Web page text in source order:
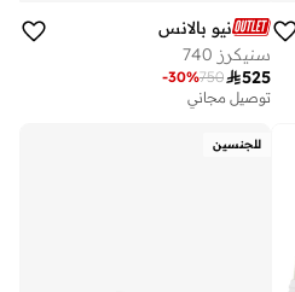
نيو بالانس
سنيكرز 740
525
750
-30%
توصيل مجاني
للجنسين